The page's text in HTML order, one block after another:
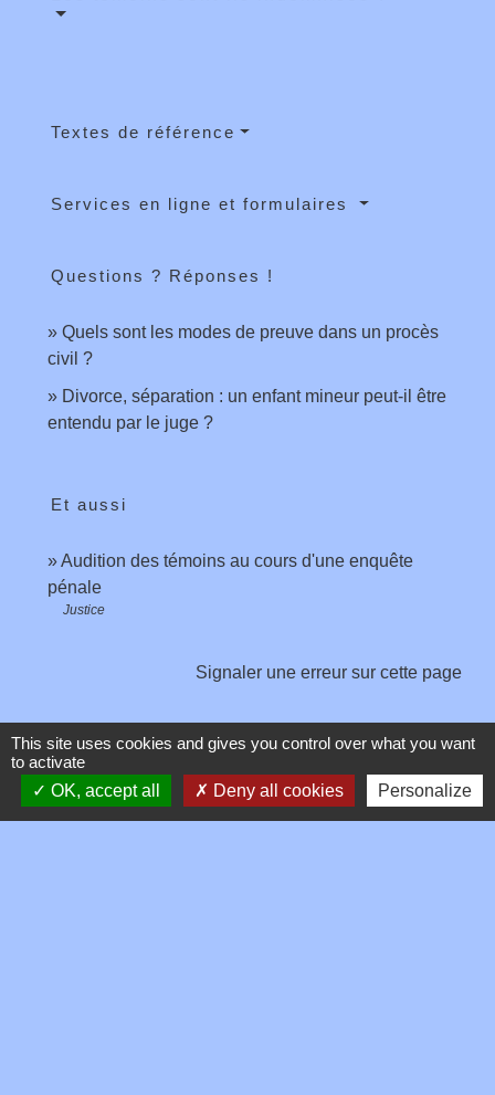
Textes de référence
Services en ligne et formulaires
Questions ? Réponses !
Quels sont les modes de preuve dans un procès
civil ?
Divorce, séparation : un enfant mineur peut-il être
entendu par le juge ?
Et aussi
Audition des témoins au cours d'une enquête
pénale
Justice
Signaler une erreur sur cette page
Contacts
This site uses cookies and gives you control over what you want
to activate
OK, accept all
Deny all cookies Personalize